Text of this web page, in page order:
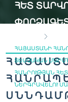
ՀԵՏ
ՀԱՅԱՍՏԱՆԻ
ՏԵՍՉԱԿԱՆ
ՀԱՆՐՈՒԹՅԱՆ
ՆԵՐԳՐԱՎԵԼՈՒ